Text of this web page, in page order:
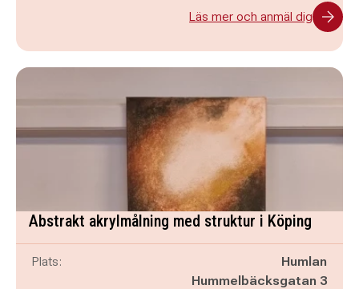
Läs mer och anmäl dig
Abstrakt akrylmålning med struktur i Köping
Plats:
Humlan
Hummelbäcksgatan 3